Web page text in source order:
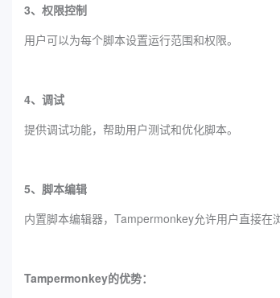
3、权限控制
用户可以为每个脚本设置运行范围和权限。
4、调试
提供调试功能，帮助用户测试和优化脚本。
5、脚本编辑
内置脚本编辑器，‌Tampermonkey允许用户直接在
‌Tampermonkey的优势：